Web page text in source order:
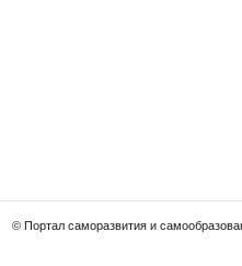
© Портал саморазвития и